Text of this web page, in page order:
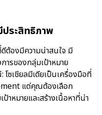
ระสิทธิภาพ
ต้องมีความน่าสนใจ มี
ารของกลุ่มเป้าหมาย
โซเชียลมีเดียเป็นเครื่องมือที่
แต่คุณต้องเลือก
าหมายและสร้างเนื้อหาที่น่า